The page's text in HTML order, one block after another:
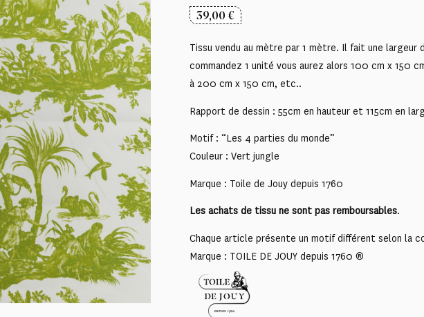
39,00€
Tissu vendu au mètre par 1 mètre. Il fait une largeur
commandez 1 unité vous aurez alors 100 cm x 150
à 200 cm x 150 cm, etc..
Rapport de dessin : 55cm en hauteur et 115cm en
Motif : “Les 4 parties du monde”
Couleur : Vert jungle
Marque : Toile de Jouy depuis 1760
Les achats de tissu ne sont pas remboursables.
Chaque article présente un motif différent selon la
Marque : TOILE DE JOUY depuis 1760 ®